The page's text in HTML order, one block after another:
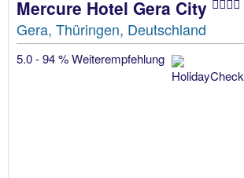
Mercure Hotel Gera City
Gera, Thüringen, Deutschland
5.0 - 94 % Weiterempfehlung